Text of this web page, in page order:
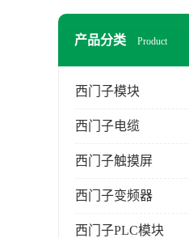
产品分类 Product
西门子模块
西门子电缆
西门子触摸屏
西门子变频器
西门子PLC模块